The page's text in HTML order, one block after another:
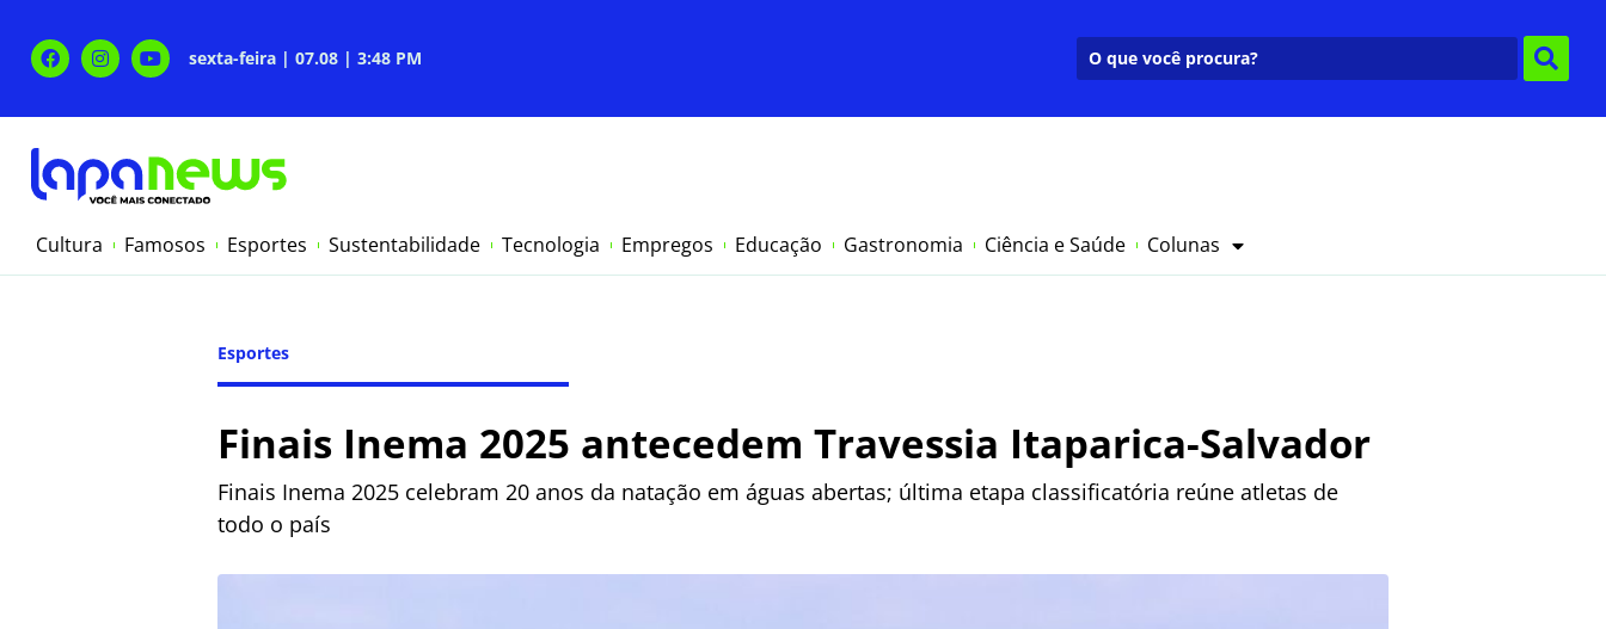
sexta-feira | 07.08 | 3:48 PM
Cultura Famosos Esportes Sustentabilidade Tecnologia Empregos Educação Gastronomia Ciência e Saúde Colunas
Esportes
Finais Inema 2025 antecedem Travessia Itaparica-Salvador
Finais Inema 2025 celebram 20 anos da natação em águas abertas; última etapa classificatória reúne atletas de
todo o país